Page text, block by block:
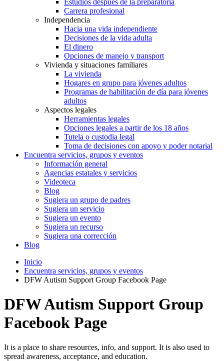
Carrera profesional
Independencia
Hacia una vida independiente
Decisiones de la vida adulta
El dinero
Opciones de manejo y transport
Vivienda y situaciones familiares
La vivienda
Hogares en grupo para jóvenes adultos
Programas de habilitación de día para jóvenes
adultos
Aspectos legales
Herramientas legales
Opciones legales a partir de los 18 años
Tutela o custodia legal
Toma de decisiones con apoyo y poder notarial
Encuentra servicios, grupos y eventos
Información general
Agencias estatales y servicios
Videoteca
Blog
Sugiera un grupo de padres
Sugiera un servicio
Sugiera un evento
Sugiera un recurso
Sugiera una corrección
Blog
Inicio
Encuentra servicios, grupos y eventos
DFW Autism Support Group Facebook Page
DFW Autism Support Group
Facebook Page
It is a place to share resources, info, and support. It is also used to
spread awareness, acceptance, and education.